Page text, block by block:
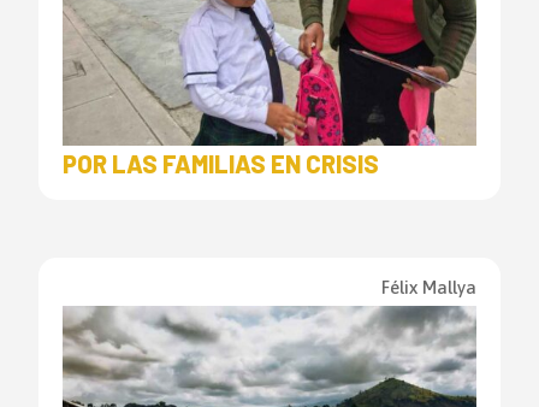
POR LAS FAMILIAS EN CRISIS
Félix Mallya